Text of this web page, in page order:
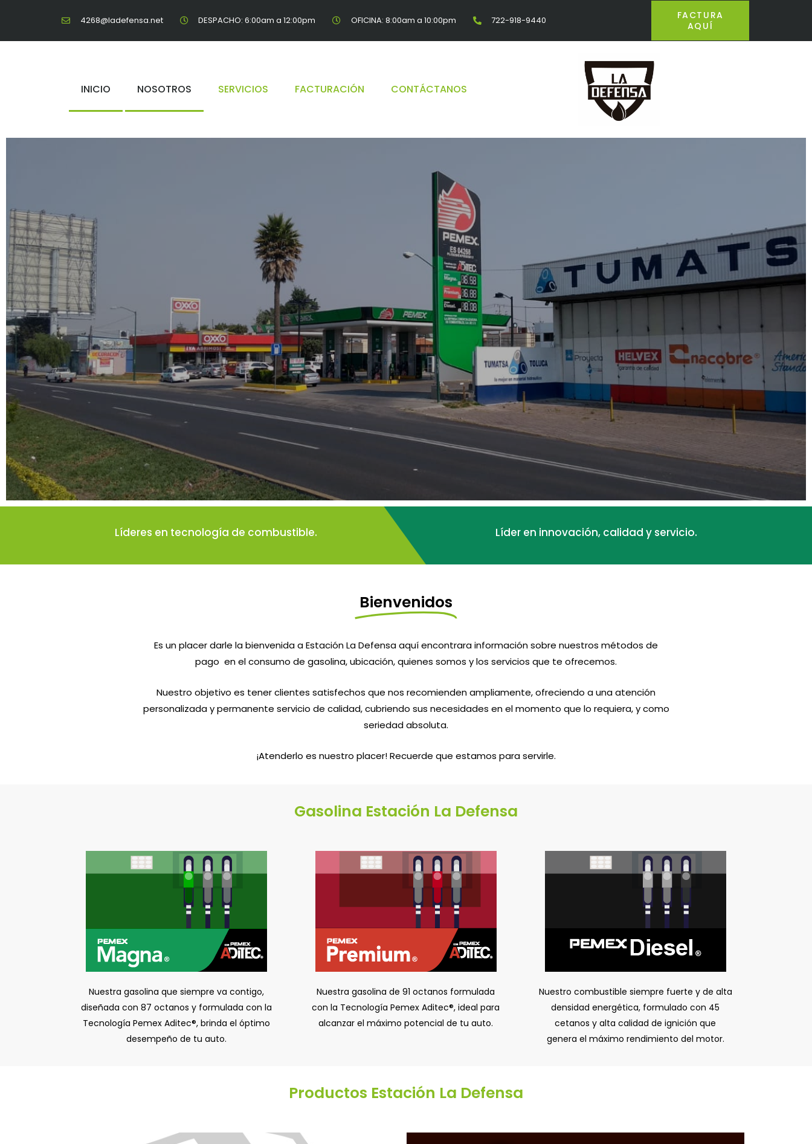
4268@ladefensa.net DESPACHO: 6:00am a 12:00pm OFICINA: 8:00am a 10:00pm 722-918-9440
FACTURA
AQUÍ
INICIO NOSOTROS SERVICIOS FACTURACIÓN CONTÁCTANOS
Líderes en tecnología de combustible. Líder en innovación, calidad y servicio.
Bienvenidos
Es un placer darle la bienvenida a Estación La Defensa aquí encontrara información sobre nuestros métodos de
pago en el consumo de gasolina, ubicación, quienes somos y los servicios que te ofrecemos.
Nuestro objetivo es tener clientes satisfechos que nos recomienden ampliamente, ofreciendo a una atención
personalizada y permanente servicio de calidad, cubriendo sus necesidades en el momento que lo requiera, y como
seriedad absoluta.
¡Atenderlo es nuestro placer! Recuerde que estamos para servirle.
Gasolina Estación La Defensa
Nuestra gasolina que siempre va contigo,
diseñada con 87 octanos y formulada con la
Tecnología Pemex Aditec®, brinda el óptimo
desempeño de tu auto.
Nuestra gasolina de 91 octanos formulada
con la Tecnología Pemex Aditec®, ideal para
alcanzar el máximo potencial de tu auto.
Nuestro combustible siempre fuerte y de alta
densidad energética, formulado con 45
cetanos y alta calidad de ignición que
genera el máximo rendimiento del motor.
Productos Estación La Defensa